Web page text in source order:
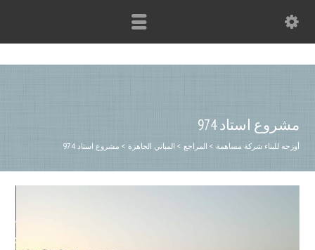
مشروع استاد 974
أوزجه للبناء شركة مساهمة > المراجع > المباني الجاهزة > مشروع استاد 974